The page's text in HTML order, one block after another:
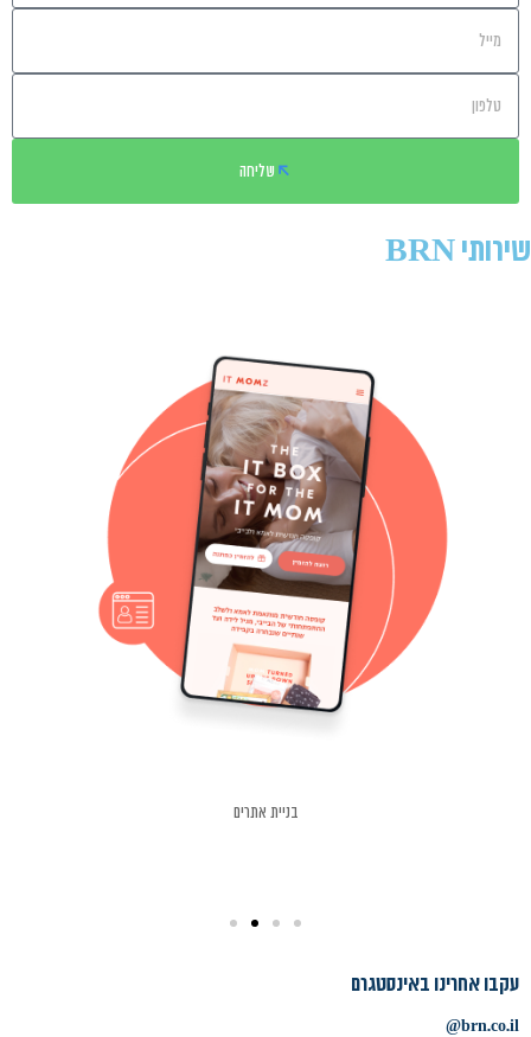
שליחה
שירותי BRN
בניית אתרים
עקבו אחרינו באינסטגרם
brn.co.il@